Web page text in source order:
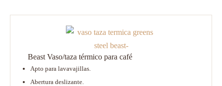
Beast Vaso/taza térmico para café
Apto para lavavajillas.
Abertura deslizante.